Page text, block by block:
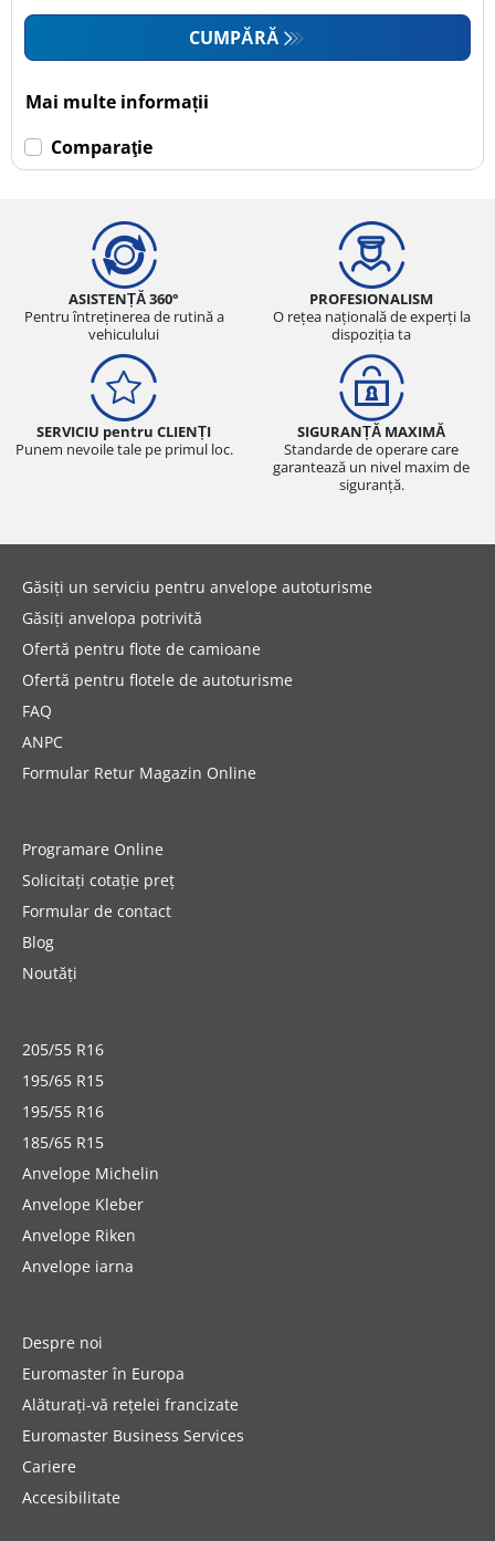
CUMPĂRĂ
Mai multe informații
Comparaţie
ASISTENȚĂ 360°
Pentru întreținerea de rutină a
vehiculului
PROFESIONALISM
O rețea națională de experți la
dispoziția ta
SERVICIU pentru CLIENȚI
Punem nevoile tale pe primul loc.
SIGURANȚĂ MAXIMĂ
Standarde de operare care
garantează un nivel maxim de
siguranță.
Găsiți un serviciu pentru anvelope autoturisme
Găsiți anvelopa potrivită
Ofertă pentru flote de camioane
Ofertă pentru flotele de autoturisme
FAQ
ANPC
Formular Retur Magazin Online
Programare Online
Solicitați cotație preț
Formular de contact
Blog
Noutăți
205/55 R16
195/65 R15
195/55 R16
185/65 R15
Anvelope Michelin
Anvelope Kleber
Anvelope Riken
Anvelope iarna
Despre noi
Euromaster în Europa
Alăturați-vă rețelei francizate
Euromaster Business Services
Cariere
Accesibilitate